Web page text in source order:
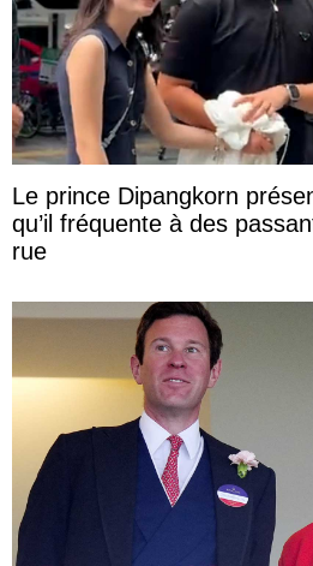
Le prince Dipangkorn
qu’il fréquente à des
rue